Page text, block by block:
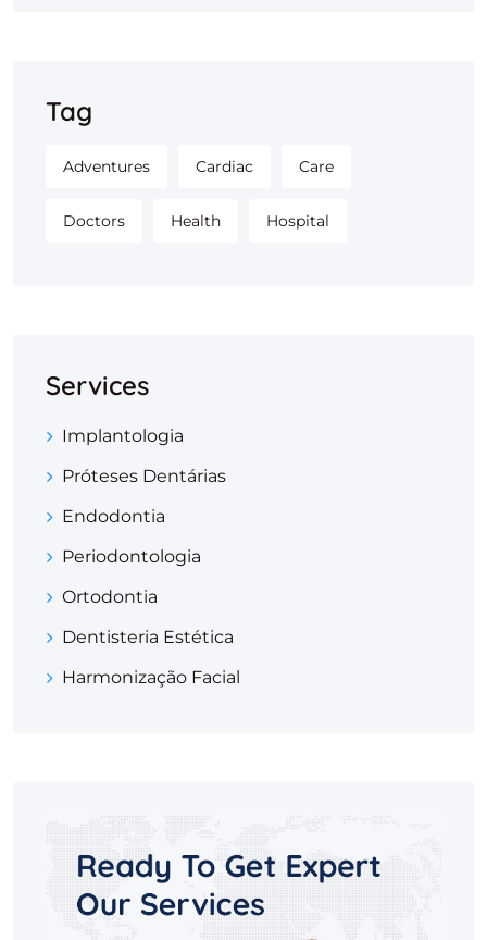
Tag
Adventures Cardiac Care
Doctors Health Hospital
Services
Implantologia
Próteses Dentárias
Endodontia
Periodontologia
Ortodontia
Dentisteria Estética
Harmonização Facial